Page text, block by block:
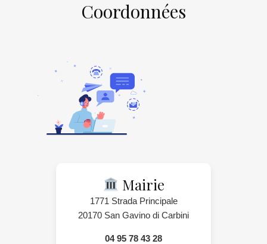
Coordonnées
Mairie
1771 Strada Principale
20170 San Gavino di Carbini
04 95 78 43 28